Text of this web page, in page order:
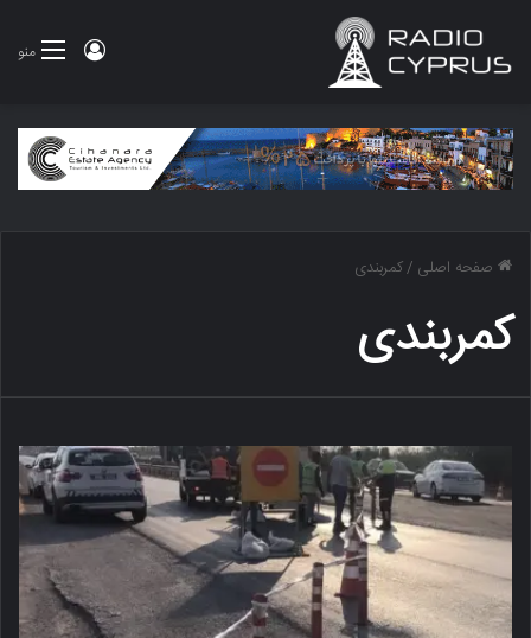
منو ورود
صفحه اصلی /کمربندی
کمربندی